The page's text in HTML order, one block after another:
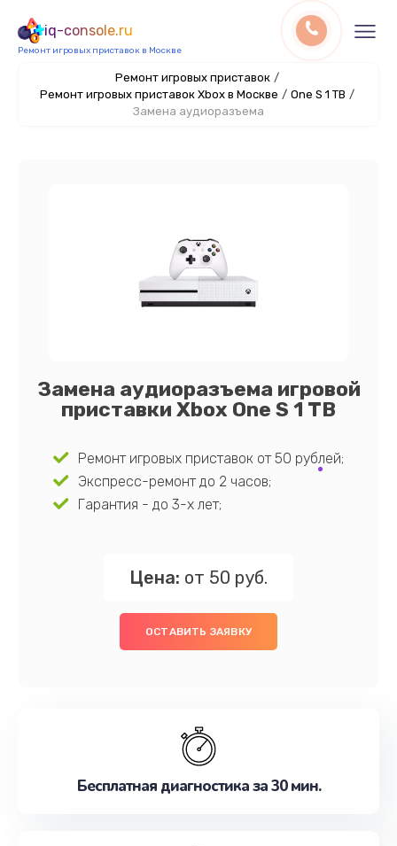
iq-console.ru
Ремонт игровых приставок в Москве
Ремонт игровых приставок /
Ремонт игровых приставок Xbox в Москве / One S 1 TB /
Замена аудиоразъема
Замена аудиоразъема игровой
приставки Xbox One S 1 TB
Ремонт игровых приставок от 50 рублей;
Экспресс-ремонт до 2 часов;
Гарантия - до 3-х лет;
Цена: от 50 руб.
ОСТАВИТЬ ЗАЯВКУ
Бесплатная диагностика за 30 мин.